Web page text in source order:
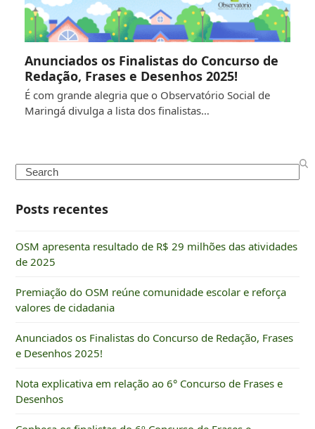
Anunciados os Finalistas do Concurso de
Redação, Frases e Desenhos 2025!
É com grande alegria que o Observatório Social de
Maringá divulga a lista dos finalistas…
Search
Posts recentes
OSM apresenta resultado de R$ 29 milhões das atividades
de 2025
Premiação do OSM reúne comunidade escolar e reforça
valores de cidadania
Anunciados os Finalistas do Concurso de Redação, Frases
e Desenhos 2025!
Nota explicativa em relação ao 6° Concurso de Frases e
Desenhos